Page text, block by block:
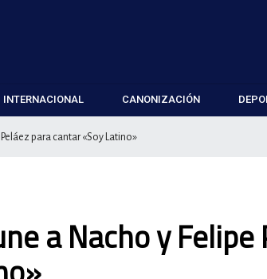
INTERNACIONAL CANONIZACIÓN
para cantar «Soy Latino»
a Nacho y Felipe